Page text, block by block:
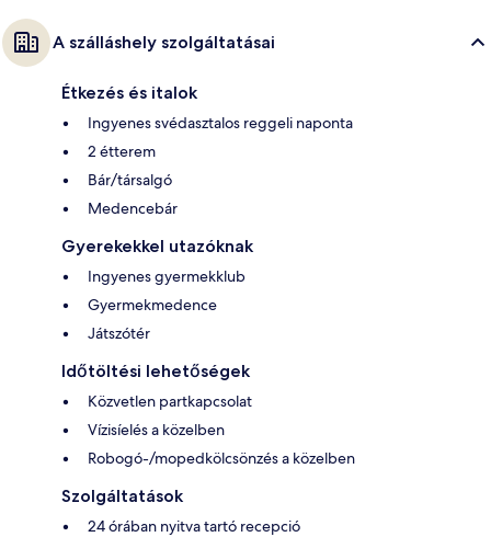
A szálláshely szolgáltatásai
Étkezés és italok
Ingyenes svédasztalos reggeli naponta
2 étterem
Bár/társalgó
Medencebár
Gyerekekkel utazóknak
Ingyenes gyermekklub
Gyermekmedence
Játszótér
Időtöltési lehetőségek
Közvetlen partkapcsolat
Vízisíelés a közelben
Robogó-/mopedkölcsönzés a közelben
Szolgáltatások
24 órában nyitva tartó recepció